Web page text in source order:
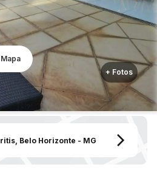
Mapa
+ Fotos
Belo Horizonte - MG